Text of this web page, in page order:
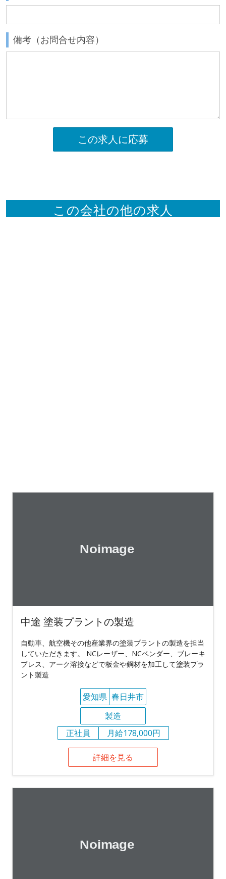
備考（お問合せ内容）
この求人に応募
この会社の他の求人
中途 塗装プラントの製造
自動車、航空機その他産業界の塗装プラントの製造を担当
していただきます。 NCレーザー、NCベンダー、ブレーキ
プレス、アーク溶接などで板金や鋼材を加工して塗装プラ
ント製造
愛知県 春日井市
製造
正社員
月給178,000円
詳細を見る